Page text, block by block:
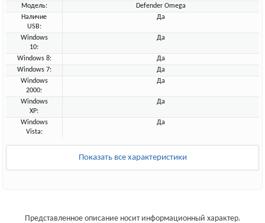
Модель:
Defender Omega
Наличие
USB:
Да
Windows
10:
Да
Windows 8:
Да
Windows 7:
Да
Windows
2000:
Да
Windows
XP:
Да
Windows
Vista:
Да
Показать все характеристики
Представленное описание носит информационный характер.